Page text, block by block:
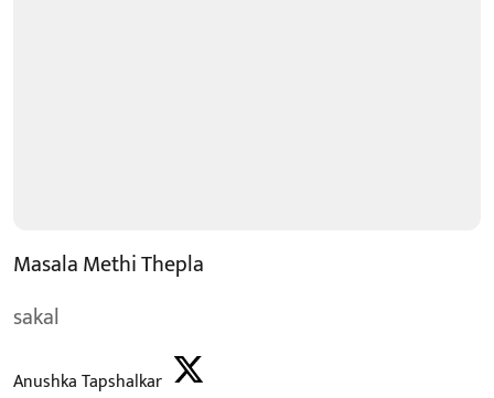
Masala Methi Thepla
sakal
Anushka Tapshalkar